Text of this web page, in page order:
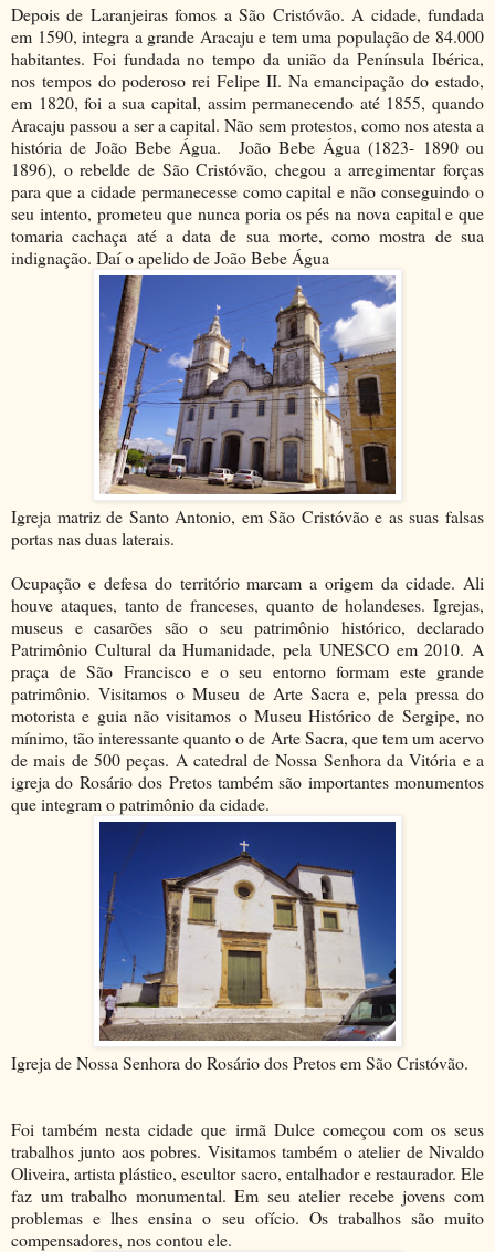
Depois de Laranjeiras fomos a São Cristóvão. A cidade, fundada
em 1590, integra a grande Aracaju e tem uma população de 84.000
habitantes. Foi fundada no tempo da união da Península Ibérica,
nos tempos do poderoso rei Felipe II. Na emancipação do estado,
em 1820, foi a sua capital, assim permanecendo até 1855, quando
Aracaju passou a ser a capital. Não sem protestos, como nos atesta a
história de João Bebe Água. João Bebe Água (1823- 1890 ou
1896), o rebelde de São Cristóvão, chegou a arregimentar forças
para que a cidade permanecesse como capital e não conseguindo o
seu intento, prometeu que nunca poria os pés na nova capital e que
tomaria cachaça até a data de sua morte, como mostra de sua
indignação. Daí o apelido de João Bebe Água
Igreja matriz de Santo Antonio, em São Cristóvão e as suas falsas
portas nas duas laterais.
Ocupação e defesa do território marcam a origem da cidade. Ali
houve ataques, tanto de franceses, quanto de holandeses. Igrejas,
museus e casarões são o seu patrimônio histórico, declarado
Patrimônio Cultural da Humanidade, pela UNESCO em 2010. A
praça de São Francisco e o seu entorno formam este grande
patrimônio. Visitamos o Museu de Arte Sacra e, pela pressa do
motorista e guia não visitamos o Museu Histórico de Sergipe, no
mínimo, tão interessante quanto o de Arte Sacra, que tem um acervo
de mais de 500 peças. A catedral de Nossa Senhora da Vitória e a
igreja do Rosário dos Pretos também são importantes monumentos
que integram o patrimônio da cidade.
Igreja de Nossa Senhora do Rosário dos Pretos em São Cristóvão.
Foi também nesta cidade que irmã Dulce começou com os seus
trabalhos junto aos pobres. Visitamos também o atelier de Nivaldo
Oliveira, artista plástico, escultor sacro, entalhador e restaurador. Ele
faz um trabalho monumental. Em seu atelier recebe jovens com
problemas e lhes ensina o seu ofício. Os trabalhos são muito
compensadores, nos contou ele.